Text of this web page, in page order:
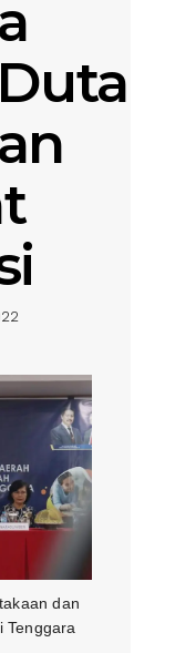
dan
Tenggara